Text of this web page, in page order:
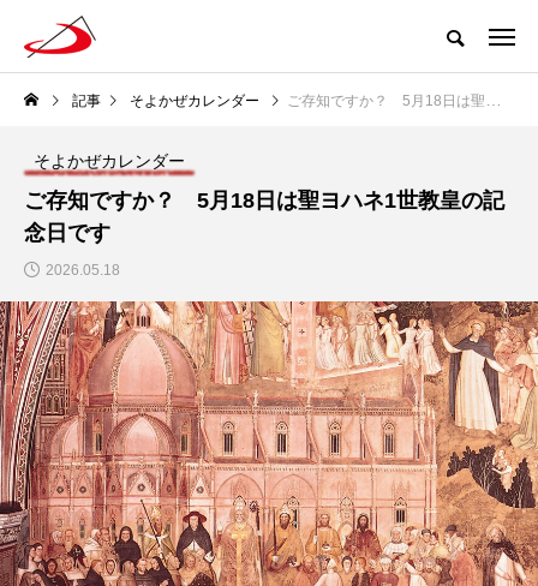
記事 そよかぜカレンダー ご存知ですか？ 5月18日は聖ヨハネ1世教皇の記念日です
そよかぜカレンダー
ご存知ですか？ 5月18日は聖ヨハネ1世教皇の記
念日です
2026.05.18